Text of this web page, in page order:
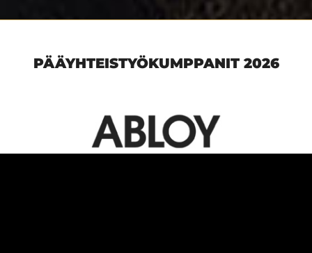
PÄÄYHTEISTYÖKUMPPANIT 2026